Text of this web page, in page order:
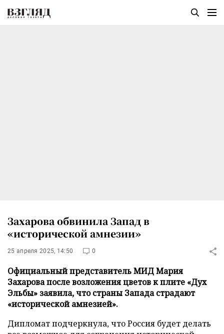
Захарова обвинила Запад в
«исторической амнезии»
25 апреля 2025, 14:50 0
Официальный представитель МИД Мария
Захарова после возложения цветов к плите «Дух
Эльбы» заявила, что страны Запада страдают
«исторической амнезией».
Дипломат подчеркнула, что Россия будет делать